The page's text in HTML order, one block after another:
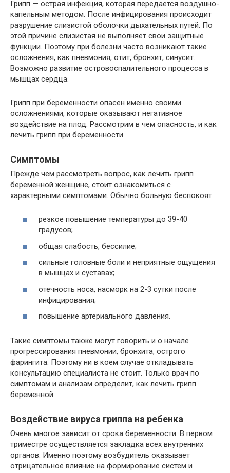
Грипп — острая инфекция, которая передается воздушно-
капельным методом. После инфицирования происходит
разрушение слизистой оболочки дыхательных путей. По
этой причине слизистая не выполняет свои защитные
функции. Поэтому при болезни часто возникают такие
осложнения, как пневмония, отит, бронхит, синусит.
Возможно развитие островоспалительного процесса в
мышцах сердца.
Грипп при беременности опасен именно своими
осложнениями, которые оказывают негативное
воздействие на плод. Рассмотрим в чем опасность, и как
лечить грипп при беременности.
Симптомы
Прежде чем рассмотреть вопрос, как лечить грипп
беременной женщине, стоит ознакомиться с
характерными симптомами. Обычно больную беспокоят:
резкое повышение температуры до 39-40
градусов;
общая слабость, бессилие;
сильные головные боли и неприятные ощущения
в мышцах и суставах;
отечность носа, насморк на 2-3 сутки после
инфицирования;
повышение артериального давления.
Такие симптомы также могут говорить и о начале
прогрессирования пневмонии, бронхита, острого
фарингита. Поэтому ни в коем случае откладывать
консультацию специалиста не стоит. Только врач по
симптомам и анализам определит, как лечить грипп
беременной.
Воздействие вируса гриппа на ребенка
Очень многое зависит от срока беременности. В первом
триместре осуществляется закладка всех внутренних
органов. Именно поэтому возбудитель оказывает
отрицательное влияние на формирование систем и